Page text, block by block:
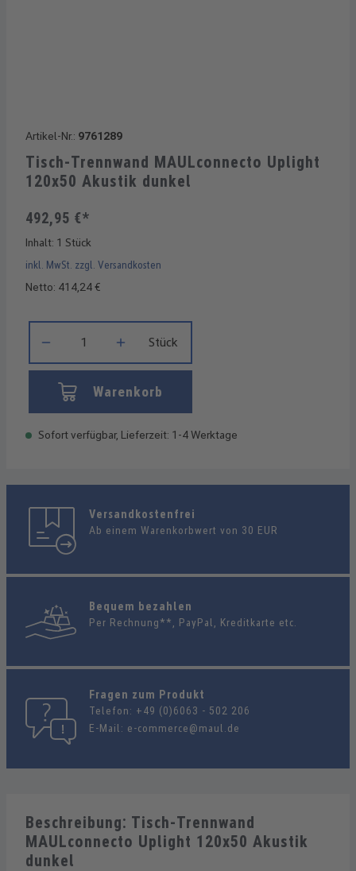
Artikel-Nr.: 9761289
Tisch-Trennwand MAULconnecto Uplight
120x50 Akustik dunkel
492,95 €*
Inhalt: 1 Stück
inkl. MwSt. zzgl. Versandkosten
Netto: 414,24 €
Stück
Warenkorb
Sofort verfügbar, Lieferzeit: 1-4 Werktage
Versandkostenfrei
Ab einem Warenkorbwert von 30 EUR
Bequem bezahlen
Per Rechnung**, PayPal, Kreditkarte etc.
Fragen zum Produkt
Telefon: +49 (0)6063 - 502 206
E-Mail: e-commerce@maul.de
Beschreibung: Tisch-Trennwand
MAULconnecto Uplight 120x50 Akustik
dunkel